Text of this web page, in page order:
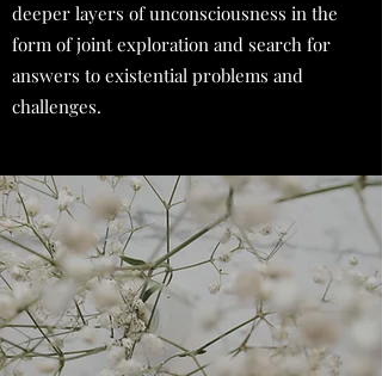
deeper layers of unconsciousness in the
form of joint exploration and search for
answers to existential problems and
challenges.